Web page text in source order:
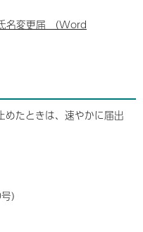
名変更届 （Word
めたときは、速やかに届出
)